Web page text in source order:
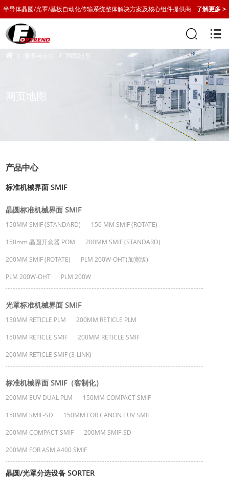
半导体晶圆/光罩/基板自动化传输系统整体解决方案及核心组件提供商 了解更多 >
网页地图
网页地图
产品中心
标准机械界面 SMIF
晶圆标准机械界面 SMIF
150MM SMIF (STANDARD)
150 MM SMIF (ROTATE)
150mm 晶圆开盒器 POM
200MM SMIF (STANDARD)
200MM SMIF (ROTATE)
PLM 200W-OHT(加宽版)
PLM 200W-OHT
PLM 200W
光罩标准机械界面 SMIF
150MM RETICLE PLM
200MM RETICLE PLM
150MM RETICLE SMIF
200MM RETICLE SMIF
200MM RETICLE SMIF (3-LINK)
标准机械界面 SMIF（客制化）
200MM EUV DUAL PLM
150MM COMPACT SMIF
150MM SMIF-SD
150MM FOR CANON EUV SMIF
200MM COMPACT SMIF
200MM SMIF-SD
200MM FOR ASM A400 SMIF
晶圆/光罩分选设备 SORTER